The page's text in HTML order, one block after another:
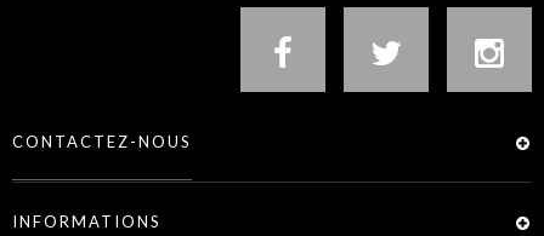
CONTACTEZ-NOUS
INFORMATIONS